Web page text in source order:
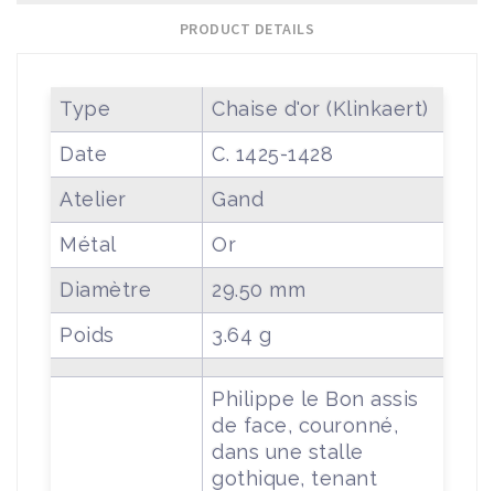
PRODUCT DETAILS
Type
Chaise d'or (Klinkaert)
Date
C. 1425-1428
Atelier
Gand
Métal
Or
Diamètre
29.50 mm
Poids
3.64 g
Philippe le Bon assis
de face, couronné,
dans une stalle
gothique, tenant